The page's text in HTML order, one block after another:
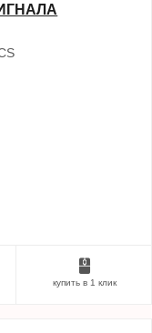
купить в 1 клик